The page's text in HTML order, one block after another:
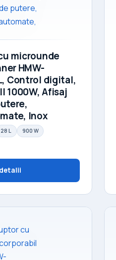
microunde
HMW-
Control digital,
1000W, Afisaj
Inox
28 L 900 W